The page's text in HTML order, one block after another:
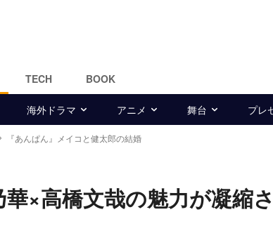
TECH BOOK
海外ドラマ アニメ 舞台 プレ
『あんぱん』メイコと健太郎の結婚
華×高橋文哉の魅力が凝